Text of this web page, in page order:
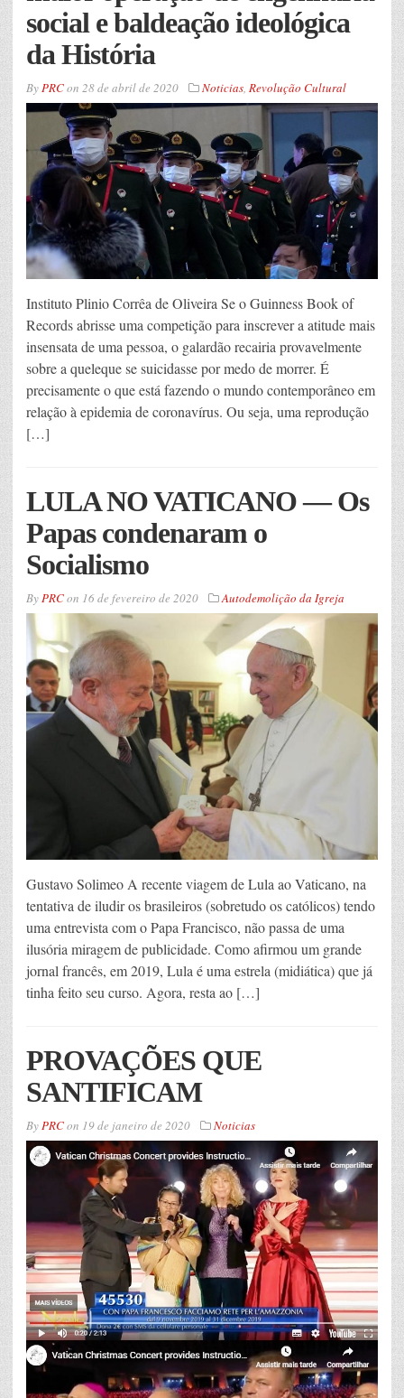
social e baldeação ideológica
da História
ByPRCon 28 de abril de 2020 Noticias, Revolução Cultural
Instituto Plinio Corrêa de Oliveira Se o Guinness Book of
Records abrisse uma competição para inscrever a atitude mais
insensata de uma pessoa, o galardão recairia provavelmente
sobre a queleque se suicidasse por medo de morrer. É
precisamente o que está fazendo o mundo contemporâneo em
relação à epidemia de coronavírus. Ou seja, uma reprodução
[…]
LULA NO VATICANO — Os
Papas condenaram o
Socialismo
By PRCon 16 de fevereiro de 2020 Autodemolição da Igreja
Gustavo Solimeo A recente viagem de Lula ao Vaticano, na
tentativa de iludir os brasileiros (sobretudo os católicos) tendo
uma entrevista com o Papa Francisco, não passa de uma
ilusória miragem de publicidade. Como afirmou um grande
jornal francês, em 2019, Lula é uma estrela (midiática) que já
tinha feito seu curso. Agora, resta ao […]
PROVAÇÕES QUE
SANTIFICAM
ByPRCon 19 de janeiro de 2020 Noticias